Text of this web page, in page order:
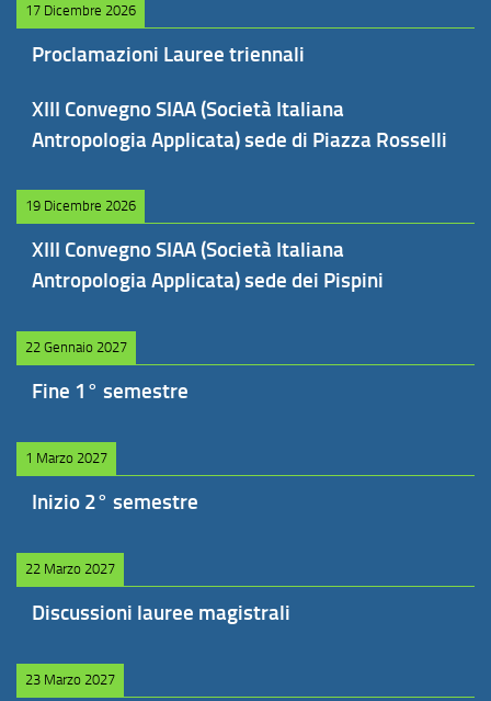
17 Dicembre 2026
Proclamazioni Lauree triennali
XIII Convegno SIAA (Società Italiana
Antropologia Applicata) sede di Piazza Rosselli
19 Dicembre 2026
XIII Convegno SIAA (Società Italiana
Antropologia Applicata) sede dei Pispini
22 Gennaio 2027
Fine 1° semestre
1 Marzo 2027
Inizio 2° semestre
22 Marzo 2027
Discussioni lauree magistrali
23 Marzo 2027